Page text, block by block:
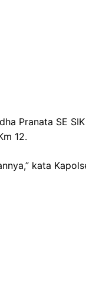
Pranata SE
12.
kata